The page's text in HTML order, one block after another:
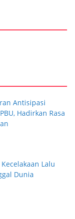
Antisipasi
Hadirkan Rasa
Lalu
Dunia